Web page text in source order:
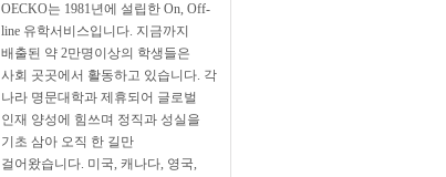
OECKO는 1981년에 설립한 On, Off-
line 유학서비스입니다. 지금까지
배출된 약 2만명이상의 학생들은
사회 곳곳에서 활동하고 있습니다. 각
나라 명문대학과 제휴되어 글로벌
인재 양성에 힘쓰며 정직과 성실을
기초 삼아 오직 한 길만
걸어왔습니다. 미국, 캐나다, 영국,